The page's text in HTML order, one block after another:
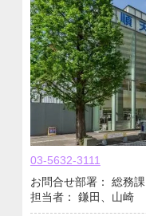
03-5632-3111
お問合せ部署： 総務課
担当者： 鎌田、山崎